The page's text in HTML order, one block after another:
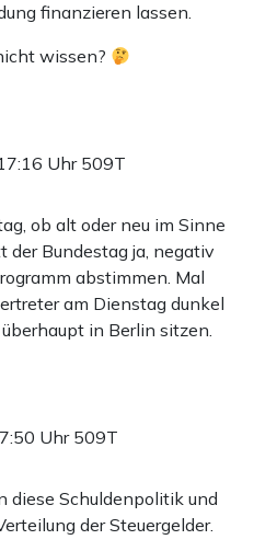
finanzieren lassen.
wissen?
Uhr 509T
ob alt oder neu im Sinne
der Bundestag ja, negativ
abstimmen. Mal
am Dienstag dunkel
in Berlin sitzen.
Uhr 509T
diese Schuldenpolitik und
der Steuergelder.